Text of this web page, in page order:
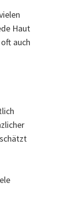
Haut
auch